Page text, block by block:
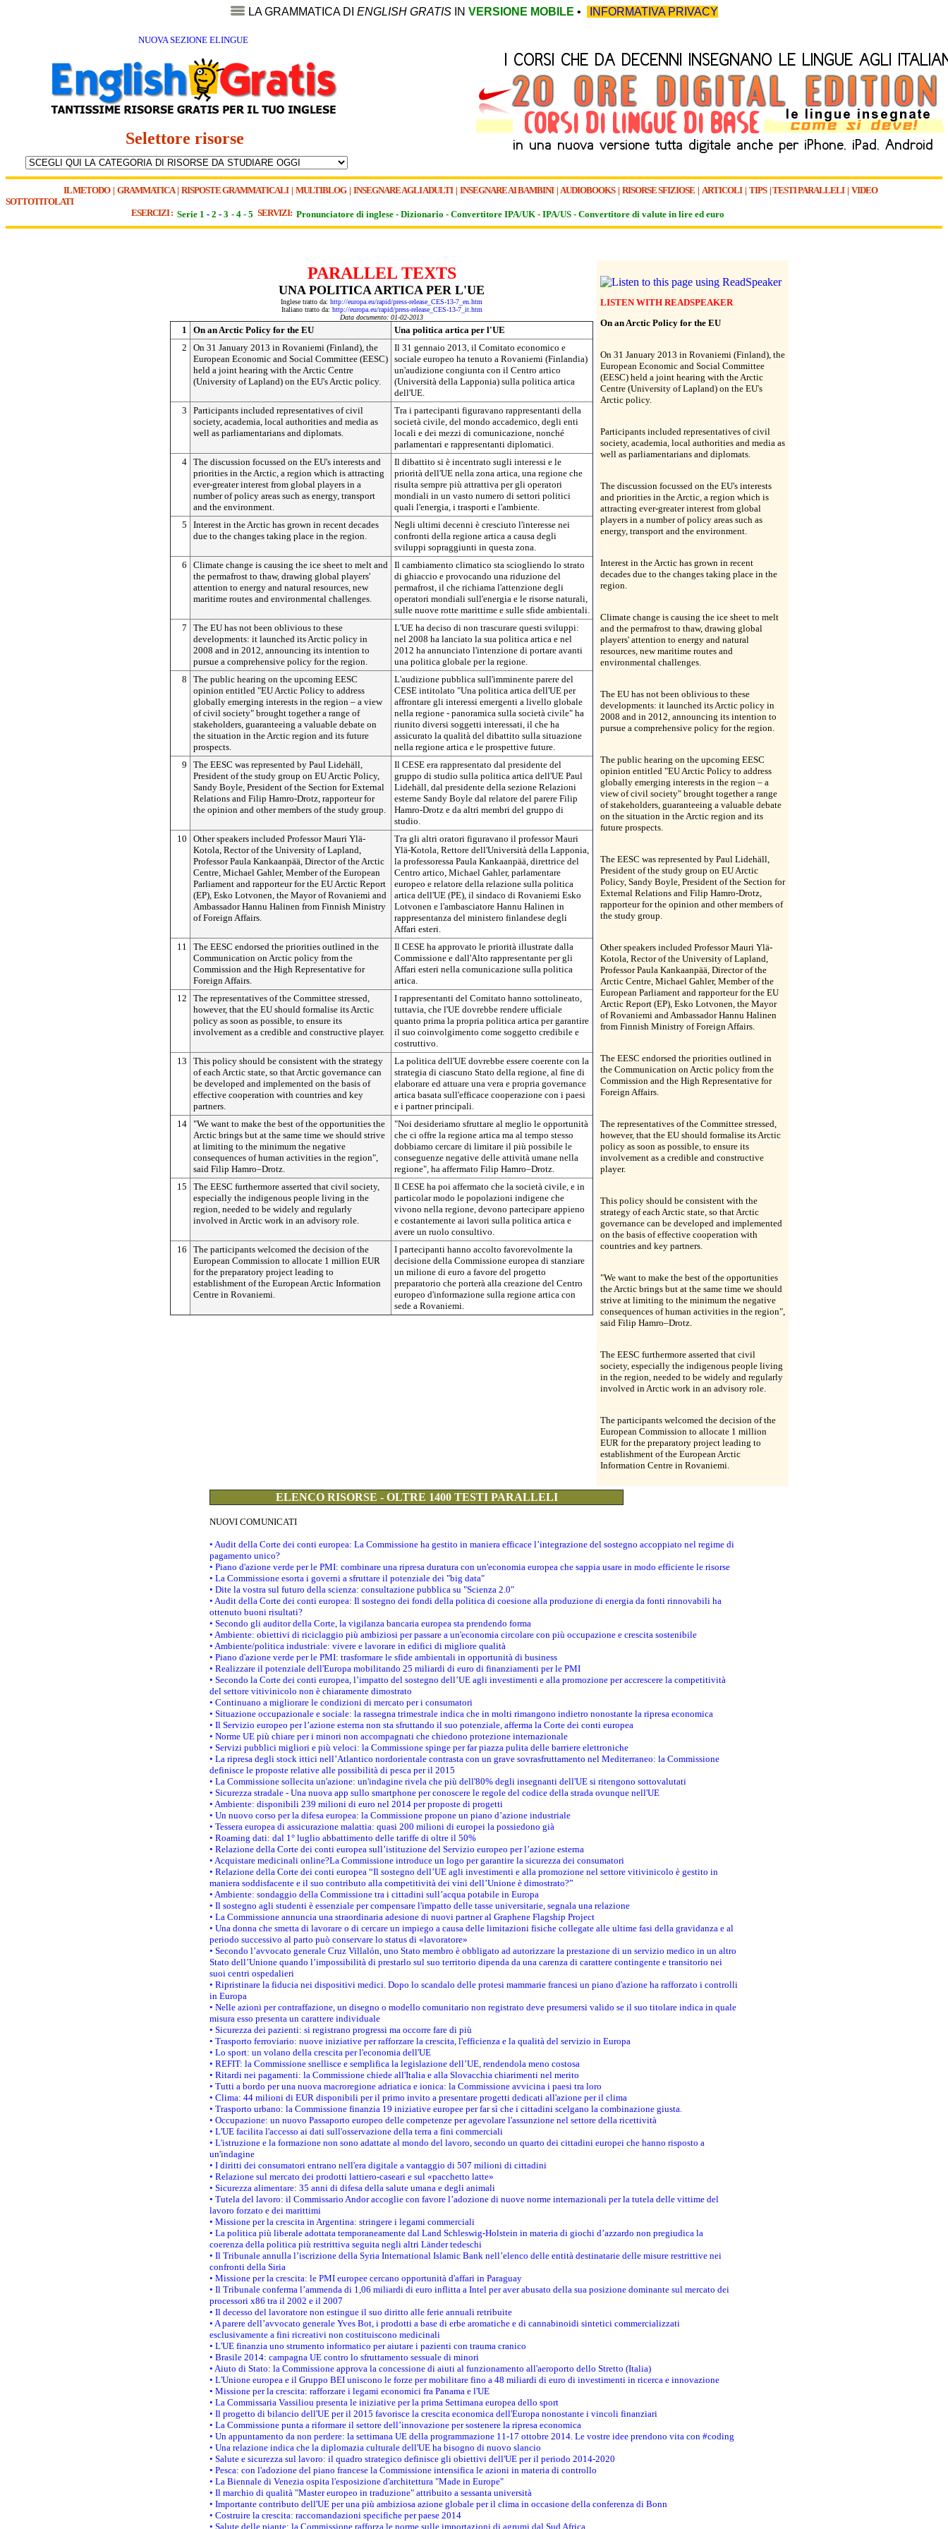
LA GRAMMATICA DI ENGLISH GRATIS IN VERSIONE MOBILE • INFORMATIVA PRIVACY
NUOVA SEZIONE ELINGUE
Selettore risorse
IL METODO| GRAMMATICA| RISPOSTE GRAMMATICALI| MULTIBLOG| INSEGNARE AGLI ADULTI | INSEGNARE AI BAMBINI| AUDIOBOOKS| RISORSE SFIZIOSE | ARTICOLI| TIPS|TESTI PARALLELI| VIDEO
SOTTOTITOLATI
ESERCIZI : Serie 1 - 2 - 3 - 4 - 5 SERVIZI: Pronunciatore di inglese - Dizionario - Convertitore IPA/UK - IPA/US - Convertitore di valute in lire ed euro
PARALLEL TEXTS
UNA POLITICA ARTICA PER L'UE
Inglese tratto da: http://europa.eu/rapid/press-release_CES-13-7_en.htm
Italiano tratto da: http://europa.eu/rapid/press-release_CES-13-7_it.htm
Data documento: 01-02-2013
1 On an Arctic Policy for the EU
Una politica artica per l'UE
2
On 31 January 2013 in Rovaniemi (Finland), the
European Economic and Social Committee (EESC)
held a joint hearing with the Arctic Centre
(University of Lapland) on the EU's Arctic policy.
Il 31 gennaio 2013, il Comitato economico e
sociale europeo ha tenuto a Rovaniemi (Finlandia)
un'audizione congiunta con il Centro artico
(Università della Lapponia) sulla politica artica
dell'UE.
3
Participants included representatives of civil
society, academia, local authorities and media as
well as parliamentarians and diplomats.
Tra i partecipanti figuravano rappresentanti della
società civile, del mondo accademico, degli enti
locali e dei mezzi di comunicazione, nonché
parlamentari e rappresentanti diplomatici.
4 The discussion focussed on the EU's interests and
priorities in the Arctic, a region which is attracting
ever-greater interest from global players in a
number of policy areas such as energy, transport
and the environment.
Il dibattito si è incentrato sugli interessi e le
priorità dell'UE nella zona artica, una regione che
risulta sempre più attrattiva per gli operatori
mondiali in un vasto numero di settori politici
quali l'energia, i trasporti e l'ambiente.
5
Interest in the Arctic has grown in recent decades
due to the changes taking place in the region.
Negli ultimi decenni è cresciuto l'interesse nei
confronti della regione artica a causa degli
sviluppi sopraggiunti in questa zona.
6
Climate change is causing the ice sheet to melt and
the permafrost to thaw, drawing global players'
attention to energy and natural resources, new
maritime routes and environmental challenges.
Il cambiamento climatico sta sciogliendo lo strato
di ghiaccio e provocando una riduzione del
permafrost, il che richiama l'attenzione degli
operatori mondiali sull'energia e le risorse naturali,
sulle nuove rotte marittime e sulle sfide ambientali.
7
The EU has not been oblivious to these
developments: it launched its Arctic policy in
2008 and in 2012, announcing its intention to
pursue a comprehensive policy for the region.
L'UE ha deciso di non trascurare questi sviluppi:
nel 2008 ha lanciato la sua politica artica e nel
2012 ha annunciato l'intenzione di portare avanti
una politica globale per la regione.
8
The public hearing on the upcoming EESC
opinion entitled "EU Arctic Policy to address
globally emerging interests in the region – a view
of civil society" brought together a range of
stakeholders, guaranteeing a valuable debate on
the situation in the Arctic region and its future
prospects.
L'audizione pubblica sull'imminente parere del
CESE intitolato "Una politica artica dell'UE per
affrontare gli interessi emergenti a livello globale
nella regione - panoramica sulla società civile" ha
riunito diversi soggetti interessati, il che ha
assicurato la qualità del dibattito sulla situazione
nella regione artica e le prospettive future.
9
The EESC was represented by Paul Lidehäll,
President of the study group on EU Arctic Policy,
Sandy Boyle, President of the Section for External
Relations and Filip Hamro-Drotz, rapporteur for
the opinion and other members of the study group.
Il CESE era rappresentato dal presidente del
gruppo di studio sulla politica artica dell'UE Paul
Lidehäll, dal presidente della sezione Relazioni
esterne Sandy Boyle dal relatore del parere Filip
Hamro-Drotz e da altri membri del gruppo di
studio.
10
Other speakers included Professor Mauri Ylä-
Kotola, Rector of the University of Lapland,
Professor Paula Kankaanpää, Director of the Arctic
Centre, Michael Gahler, Member of the European
Parliament and rapporteur for the EU Arctic Report
(EP), Esko Lotvonen, the Mayor of Rovaniemi and
Ambassador Hannu Halinen from Finnish Ministry
of Foreign Affairs.
Tra gli altri oratori figuravano il professor Mauri
Ylä-Kotola, Rettore dell'Università della Lapponia,
la professoressa Paula Kankaanpää, direttrice del
Centro artico, Michael Gahler, parlamentare
europeo e relatore della relazione sulla politica
artica dell'UE (PE), il sindaco di Rovaniemi Esko
Lotvonen e l'ambasciatore Hannu Halinen in
rappresentanza del ministero finlandese degli
Affari esteri.
11
The EESC endorsed the priorities outlined in the
Communication on Arctic policy from the
Commission and the High Representative for
Foreign Affairs.
Il CESE ha approvato le priorità illustrate dalla
Commissione e dall'Alto rappresentante per gli
Affari esteri nella comunicazione sulla politica
artica.
12
The representatives of the Committee stressed,
however, that the EU should formalise its Arctic
policy as soon as possible, to ensure its
involvement as a credible and constructive player.
I rappresentanti del Comitato hanno sottolineato,
tuttavia, che l'UE dovrebbe rendere ufficiale
quanto prima la propria politica artica per garantire
il suo coinvolgimento come soggetto credibile e
costruttivo.
13
This policy should be consistent with the strategy
of each Arctic state, so that Arctic governance can
be developed and implemented on the basis of
effective cooperation with countries and key
partners.
La politica dell'UE dovrebbe essere coerente con la
strategia di ciascuno Stato della regione, al fine di
elaborare ed attuare una vera e propria governance
artica basata sull'efficace cooperazione con i paesi
e i partner principali.
14 "We want to make the best of the opportunities the
Arctic brings but at the same time we should strive
at limiting to the minimum the negative
consequences of human activities in the region",
said Filip Hamro–Drotz.
"Noi desideriamo sfruttare al meglio le opportunità
che ci offre la regione artica ma al tempo stesso
dobbiamo cercare di limitare il più possibile le
conseguenze negative delle attività umane nella
regione", ha affermato Filip Hamro–Drotz.
15
The EESC furthermore asserted that civil society,
especially the indigenous people living in the
region, needed to be widely and regularly
involved in Arctic work in an advisory role.
Il CESE ha poi affermato che la società civile, e in
particolar modo le popolazioni indigene che
vivono nella regione, devono partecipare appieno
e costantemente ai lavori sulla politica artica e
avere un ruolo consultivo.
16
The participants welcomed the decision of the
European Commission to allocate 1 million EUR
for the preparatory project leading to
establishment of the European Arctic Information
Centre in Rovaniemi.
I partecipanti hanno accolto favorevolmente la
decisione della Commissione europea di stanziare
un milione di euro a favore del progetto
preparatorio che porterà alla creazione del Centro
europeo d'informazione sulla regione artica con
sede a Rovaniemi.
LISTEN WITH READSPEAKER
On an Arctic Policy for the EU
On 31 January 2013 in Rovaniemi (Finland), the
European Economic and Social Committee
(EESC) held a joint hearing with the Arctic
Centre (University of Lapland) on the EU's
Arctic policy.
Participants included representatives of civil
society, academia, local authorities and media as
well as parliamentarians and diplomats.
The discussion focussed on the EU's interests
and priorities in the Arctic, a region which is
attracting ever-greater interest from global
players in a number of policy areas such as
energy, transport and the environment.
Interest in the Arctic has grown in recent
decades due to the changes taking place in the
region.
Climate change is causing the ice sheet to melt
and the permafrost to thaw, drawing global
players' attention to energy and natural
resources, new maritime routes and
environmental challenges.
The EU has not been oblivious to these
developments: it launched its Arctic policy in
2008 and in 2012, announcing its intention to
pursue a comprehensive policy for the region.
The public hearing on the upcoming EESC
opinion entitled "EU Arctic Policy to address
globally emerging interests in the region – a
view of civil society" brought together a range
of stakeholders, guaranteeing a valuable debate
on the situation in the Arctic region and its
future prospects.
The EESC was represented by Paul Lidehäll,
President of the study group on EU Arctic
Policy, Sandy Boyle, President of the Section for
External Relations and Filip Hamro-Drotz,
rapporteur for the opinion and other members of
the study group.
Other speakers included Professor Mauri Ylä-
Kotola, Rector of the University of Lapland,
Professor Paula Kankaanpää, Director of the
Arctic Centre, Michael Gahler, Member of the
European Parliament and rapporteur for the EU
Arctic Report (EP), Esko Lotvonen, the Mayor
of Rovaniemi and Ambassador Hannu Halinen
from Finnish Ministry of Foreign Affairs.
The EESC endorsed the priorities outlined in
the Communication on Arctic policy from the
Commission and the High Representative for
Foreign Affairs.
The representatives of the Committee stressed,
however, that the EU should formalise its Arctic
policy as soon as possible, to ensure its
involvement as a credible and constructive
player.
This policy should be consistent with the
strategy of each Arctic state, so that Arctic
governance can be developed and implemented
on the basis of effective cooperation with
countries and key partners.
"We want to make the best of the opportunities
the Arctic brings but at the same time we should
strive at limiting to the minimum the negative
consequences of human activities in the region",
said Filip Hamro–Drotz.
The EESC furthermore asserted that civil
society, especially the indigenous people living
in the region, needed to be widely and regularly
involved in Arctic work in an advisory role.
The participants welcomed the decision of the
European Commission to allocate 1 million
EUR for the preparatory project leading to
establishment of the European Arctic
Information Centre in Rovaniemi.
ELENCO RISORSE - OLTRE 1400 TESTI PARALLELI
NUOVI COMUNICATI
• Audit della Corte dei conti europea: La Commissione ha gestito in maniera efficace l’integrazione del sostegno accoppiato nel regime di
pagamento unico?
• Piano d'azione verde per le PMI: combinare una ripresa duratura con un'economia europea che sappia usare in modo efficiente le risorse
• La Commissione esorta i governi a sfruttare il potenziale dei "big data"
• Dite la vostra sul futuro della scienza: consultazione pubblica su "Scienza 2.0"
• Audit della Corte dei conti europea: Il sostegno dei fondi della politica di coesione alla produzione di energia da fonti rinnovabili ha
ottenuto buoni risultati?
• Secondo gli auditor della Corte, la vigilanza bancaria europea sta prendendo forma
• Ambiente: obiettivi di riciclaggio più ambiziosi per passare a un'economia circolare con più occupazione e crescita sostenibile
• Ambiente/politica industriale: vivere e lavorare in edifici di migliore qualità
• Piano d'azione verde per le PMI: trasformare le sfide ambientali in opportunità di business
• Realizzare il potenziale dell'Europa mobilitando 25 miliardi di euro di finanziamenti per le PMI
• Secondo la Corte dei conti europea, l’impatto del sostegno dell’UE agli investimenti e alla promozione per accrescere la competitività
del settore vitivinicolo non è chiaramente dimostrato
• Continuano a migliorare le condizioni di mercato per i consumatori
• Situazione occupazionale e sociale: la rassegna trimestrale indica che in molti rimangono indietro nonostante la ripresa economica
• Il Servizio europeo per l’azione esterna non sta sfruttando il suo potenziale, afferma la Corte dei conti europea
• Norme UE più chiare per i minori non accompagnati che chiedono protezione internazionale
• Servizi pubblici migliori e più veloci: la Commissione spinge per far piazza pulita delle barriere elettroniche
• La ripresa degli stock ittici nell’Atlantico nordorientale contrasta con un grave sovrasfruttamento nel Mediterraneo: la Commissione
definisce le proposte relative alle possibilità di pesca per il 2015
• La Commissione sollecita un'azione: un'indagine rivela che più dell'80% degli insegnanti dell'UE si ritengono sottovalutati
• Sicurezza stradale - Una nuova app sullo smartphone per conoscere le regole del codice della strada ovunque nell'UE
• Ambiente: disponibili 239 milioni di euro nel 2014 per proposte di progetti
• Un nuovo corso per la difesa europea: la Commissione propone un piano d’azione industriale
• Tessera europea di assicurazione malattia: quasi 200 milioni di europei la possiedono già
• Roaming dati: dal 1° luglio abbattimento delle tariffe di oltre il 50%
• Relazione della Corte dei conti europea sull’istituzione del Servizio europeo per l’azione esterna
• Acquistare medicinali online?La Commissione introduce un logo per garantire la sicurezza dei consumatori
• Relazione della Corte dei conti europea “Il sostegno dell’UE agli investimenti e alla promozione nel settore vitivinicolo è gestito in
maniera soddisfacente e il suo contributo alla competitività dei vini dell’Unione è dimostrato?”
• Ambiente: sondaggio della Commissione tra i cittadini sull’acqua potabile in Europa
• Il sostegno agli studenti è essenziale per compensare l'impatto delle tasse universitarie, segnala una relazione
• La Commissione annuncia una straordinaria adesione di nuovi partner al Graphene Flagship Project
• Una donna che smetta di lavorare o di cercare un impiego a causa delle limitazioni fisiche collegate alle ultime fasi della gravidanza e al
periodo successivo al parto può conservare lo status di «lavoratore»
• Secondo l’avvocato generale Cruz Villalón, uno Stato membro è obbligato ad autorizzare la prestazione di un servizio medico in un altro
Stato dell’Unione quando l’impossibilità di prestarlo sul suo territorio dipenda da una carenza di carattere contingente e transitorio nei
suoi centri ospedalieri
• Ripristinare la fiducia nei dispositivi medici. Dopo lo scandalo delle protesi mammarie francesi un piano d'azione ha rafforzato i controlli
in Europa
• Nelle azioni per contraffazione, un disegno o modello comunitario non registrato deve presumersi valido se il suo titolare indica in quale
misura esso presenta un carattere individuale
• Sicurezza dei pazienti: si registrano progressi ma occorre fare di più
• Trasporto ferroviario: nuove iniziative per rafforzare la crescita, l'efficienza e la qualità del servizio in Europa
• Lo sport: un volano della crescita per l'economia dell'UE
• REFIT: la Commissione snellisce e semplifica la legislazione dell’UE, rendendola meno costosa
• Ritardi nei pagamenti: la Commissione chiede all'Italia e alla Slovacchia chiarimenti nel merito
• Tutti a bordo per una nuova macroregione adriatica e ionica: la Commissione avvicina i paesi tra loro
• Clima: 44 milioni di EUR disponibili per il primo invito a presentare progetti dedicati all'azione per il clima
• Trasporto urbano: la Commissione finanzia 19 iniziative europee per far sì che i cittadini scelgano la combinazione giusta.
• Occupazione: un nuovo Passaporto europeo delle competenze per agevolare l'assunzione nel settore della ricettività
• L'UE facilita l'accesso ai dati sull'osservazione della terra a fini commerciali
• L'istruzione e la formazione non sono adattate al mondo del lavoro, secondo un quarto dei cittadini europei che hanno risposto a
un'indagine
• I diritti dei consumatori entrano nell'era digitale a vantaggio di 507 milioni di cittadini
• Relazione sul mercato dei prodotti lattiero-caseari e sul «pacchetto latte»
• Sicurezza alimentare: 35 anni di difesa della salute umana e degli animali
• Tutela del lavoro: il Commissario Andor accoglie con favore l’adozione di nuove norme internazionali per la tutela delle vittime del
lavoro forzato e dei marittimi
• Missione per la crescita in Argentina: stringere i legami commerciali
• La politica più liberale adottata temporaneamente dal Land Schleswig-Holstein in materia di giochi d’azzardo non pregiudica la
coerenza della politica più restrittiva seguita negli altri Länder tedeschi
• Il Tribunale annulla l’iscrizione della Syria International Islamic Bank nell’elenco delle entità destinatarie delle misure restrittive nei
confronti della Siria
• Missione per la crescita: le PMI europee cercano opportunità d'affari in Paraguay
• Il Tribunale conferma l’ammenda di 1,06 miliardi di euro inflitta a Intel per aver abusato della sua posizione dominante sul mercato dei
processori x86 tra il 2002 e il 2007
• Il decesso del lavoratore non estingue il suo diritto alle ferie annuali retribuite
• A parere dell’avvocato generale Yves Bot, i prodotti a base di erbe aromatiche e di cannabinoidi sintetici commercializzati
esclusivamente a fini ricreativi non costituiscono medicinali
• L'UE finanzia uno strumento informatico per aiutare i pazienti con trauma cranico
• Brasile 2014: campagna UE contro lo sfruttamento sessuale di minori
• Aiuto di Stato: la Commissione approva la concessione di aiuti al funzionamento all'aeroporto dello Stretto (Italia)
• L'Unione europea e il Gruppo BEI uniscono le forze per mobilitare fino a 48 miliardi di euro di investimenti in ricerca e innovazione
• Missione per la crescita: rafforzare i legami economici fra Panama e l'UE
• La Commissaria Vassiliou presenta le iniziative per la prima Settimana europea dello sport
• Il progetto di bilancio dell'UE per il 2015 favorisce la crescita economica dell'Europa nonostante i vincoli finanziari
• La Commissione punta a riformare il settore dell’innovazione per sostenere la ripresa economica
• Un appuntamento da non perdere: la settimana UE della programmazione 11-17 ottobre 2014. Le vostre idee prendono vita con #coding
• Una relazione indica che la diplomazia culturale dell'UE ha bisogno di nuovo slancio
• Salute e sicurezza sul lavoro: il quadro strategico definisce gli obiettivi dell'UE per il periodo 2014-2020
• Pesca: con l'adozione del piano francese la Commissione intensifica le azioni in materia di controllo
• La Biennale di Venezia ospita l'esposizione d'architettura "Made in Europe"
• Il marchio di qualità "Master europeo in traduzione" attribuito a sessanta università
• Importante contributo dell'UE per una più ambiziosa azione globale per il clima in occasione della conferenza di Bonn
• Costruire la crescita: raccomandazioni specifiche per paese 2014
• Salute delle piante: la Commissione rafforza le norme sulle importazioni di agrumi dal Sud Africa